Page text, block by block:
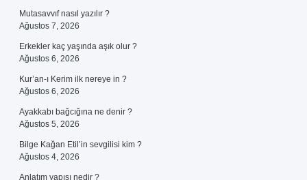
Mutasavvıf nasıl yazılır ?
Ağustos 7, 2026
Erkekler kaç yaşında aşık olur ?
Ağustos 6, 2026
Kur’an-ı Kerim ilk nereye in ?
Ağustos 6, 2026
Ayakkabı bağcığına ne denir ?
Ağustos 5, 2026
Bilge Kağan Etil’in sevgilisi kim ?
Ağustos 4, 2026
Anlatım yapısı nedir ?